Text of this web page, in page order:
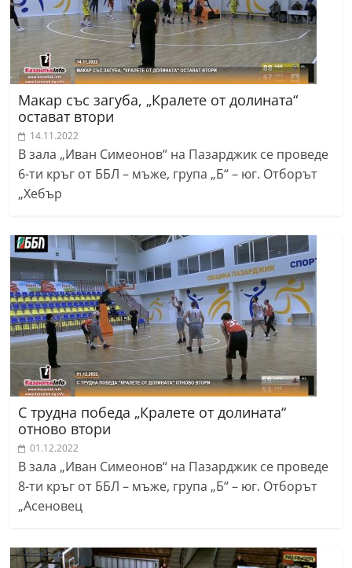
Макар със загуба, „Кралете от долината“
остават втори
14.11.2022
В зала „Иван Симеонов“ на Пазарджик се проведе
6-ти кръг от ББЛ – мъже, група „Б“ – юг. Отборът
„Хебър
С трудна победа „Кралете от долината“
отново втори
01.12.2022
В зала „Иван Симеонов“ на Пазарджик се проведе
8-ти кръг от ББЛ – мъже, група „Б“ – юг. Отборът
„Асеновец